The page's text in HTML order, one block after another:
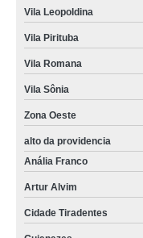
Vila Leopoldina
Vila Pirituba
Vila Romana
Vila Sônia
Zona Oeste
alto da providencia
Anália Franco
Artur Alvim
Cidade Tiradentes